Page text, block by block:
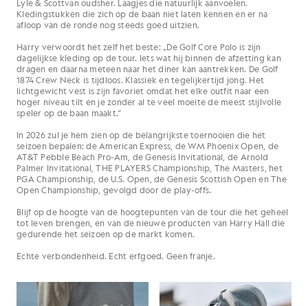
Lyle & Scottvan oudsher. Laagjes die natuurlijk aanvoelen.
Kledingstukken die zich op de baan niet laten kennen en er na
afloop van de ronde nog steeds goed uitzien.
Harry verwoordt het zelf het beste: „De Golf Core Polo is zijn
dagelijkse kleding op de tour. Iets wat hij binnen de afzetting kan
dragen en daarna meteen naar het diner kan aantrekken. De Golf
1874 Crew Neck is tijdloos. Klassiek en tegelijkertijd jong. Het
lichtgewicht vest is zijn favoriet omdat het elke outfit naar een
hoger niveau tilt en je zonder al te veel moeite de meest stijlvolle
speler op de baan maakt.“
In 2026 zul je hem zien op de belangrijkste toernooien die het
seizoen bepalen: de American Express, de WM Phoenix Open, de
AT&T Pebble Beach Pro-Am, de Genesis Invitational, de Arnold
Palmer Invitational, THE PLAYERS Championship, The Masters, het
PGA Championship, de U.S. Open, de Genesis Scottish Open en The
Open Championship, gevolgd door de play-offs.
Blijf op de hoogte van de hoogtepunten van de tour die het geheel
tot leven brengen, en van de nieuwe producten van Harry Hall die
gedurende het seizoen op de markt komen.
Echte verbondenheid. Echt erfgoed. Geen franje.